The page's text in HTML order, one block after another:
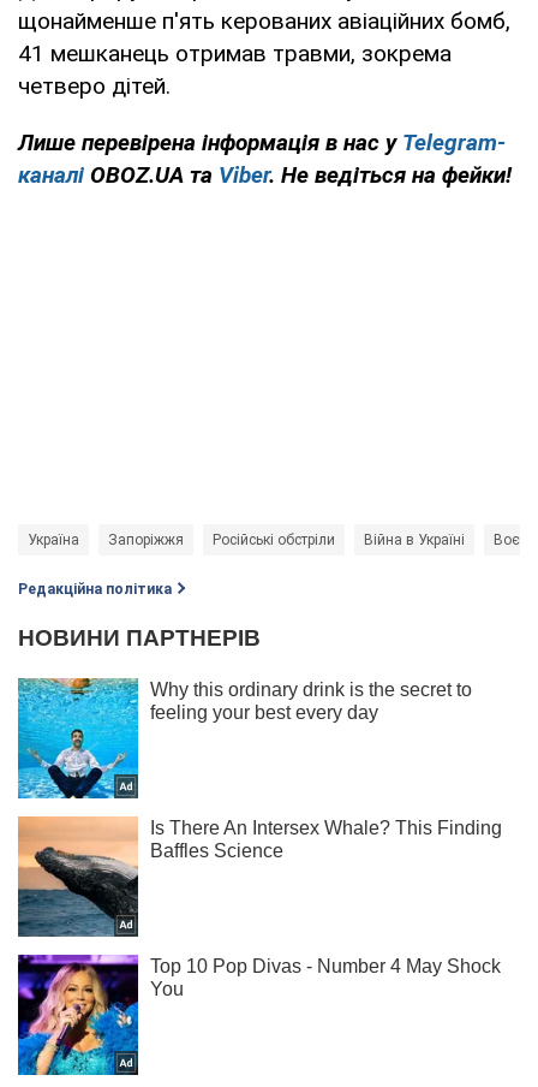
щонайменше п'ять керованих авіаційних бомб,
41 мешканець отримав травми, зокрема
четверо дітей.
Лише перевірена інформація в нас у Telegram-
каналі OBOZ.UA та Viber. Не ведіться на фейки!
Україна Запоріжжя Російські обстріли Війна в Україні
Редакційна політика